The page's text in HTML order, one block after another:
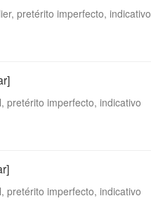
pretérito imperfecto, indicativo
pretérito imperfecto, indicativo
pretérito imperfecto, indicativo